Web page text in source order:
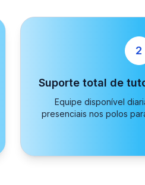
2
Suporte total de
Equipe disponível
presenciais nos polos